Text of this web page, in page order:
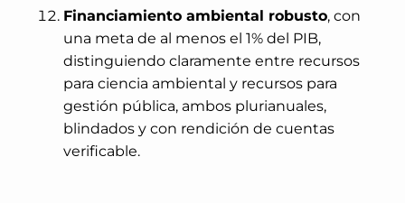
Financiamiento ambiental robusto, con
una meta de al menos el 1% del PIB,
distinguiendo claramente entre recursos
para ciencia ambiental y recursos para
gestión pública, ambos plurianuales,
blindados y con rendición de cuentas
verificable.